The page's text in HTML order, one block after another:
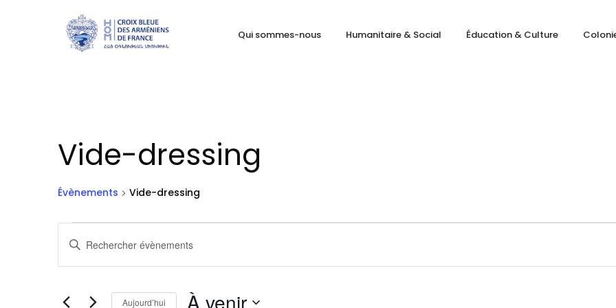
Qui sommes-nous Humanitaire & Social Éducation & Culture
Vide-dressing
Évènements Vide-dressing
Évènements
Recherche
et
navigation
Saisir
mot-
clé.
Rechercher
Aujourd’hui À venir